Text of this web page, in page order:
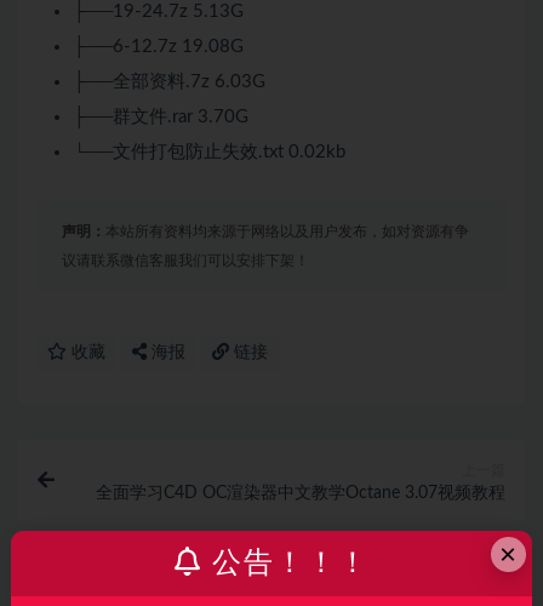
├──19-24.7z 5.13G
├──6-12.7z 19.08G
├──全部资料.7z 6.03G
├──群文件.rar 3.70G
└──文件打包防止失效.txt 0.02kb
声明： 本站所有资料均来源于网络以及用户发布，如对资源有争
议请联系微信客服我们可以安排下架！
收藏 海报 链接
全面学习C4D OC渲染器中文教学Octane 3.07视频教程
杨帆C4D动态班第7期
×
公告！！！